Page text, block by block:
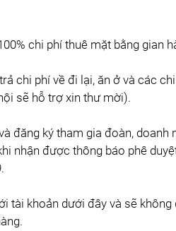
chi phí thuê mặt bằng gian
chi phí về đi lại, ăn ở và các
sẽ hỗ trợ xin thư mời).
đăng ký tham gia đoàn,
nhận được thông báo phê
tài khoản dưới đây và sẽ